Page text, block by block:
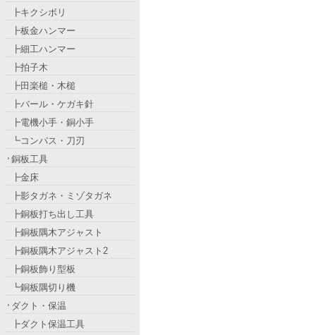
┣キクシボリ
┣板金ハンマー
┣細工ハンマー
┣拍子木
┣田楽槌・木槌
┣バール・ケガキ針
┣電機小手・銅小手
┗コンパス・刀刃
銅板工具
┣金床
┣影タガネ・ミゾタガネ
┣銅板打ち出し工具
┣銅板隅木アジャスト
┣銅板隅木アジャスト2
┣銅板飾り型板
┗銅板隅切り機
ダクト・保温
┣ダクト保温工具